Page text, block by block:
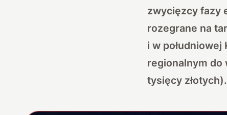
zwycięzcy fazy
rozegrane na
i w
regionalnym do
tysięcy złotych).